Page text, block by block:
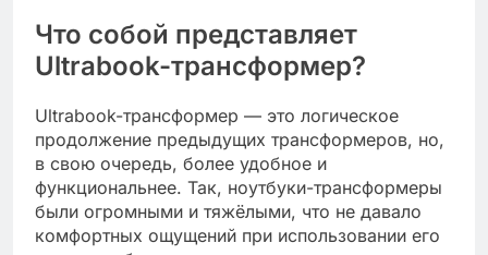
Что собой представляет
Ultrabook-трансформер?
Ultrabook-трансформер — это логическое
продолжение предыдущих трансформеров, но,
в свою очередь, более удобное и
функциональнее. Так, ноутбуки-трансформеры
были огромными и тяжёлыми, что не давало
комфортных ощущений при использовании его